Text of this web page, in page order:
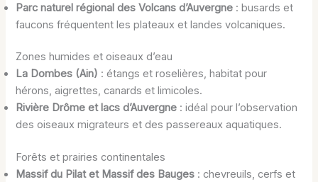
Parc naturel régional des Volcans d’Auvergne : busards et
faucons fréquentent les plateaux et landes volcaniques.
Zones humides et oiseaux d’eau
La Dombes (Ain) : étangs et roselières, habitat pour
hérons, aigrettes, canards et limicoles.
Rivière Drôme et lacs d’Auvergne : idéal pour l’observation
des oiseaux migrateurs et des passereaux aquatiques.
Forêts et prairies continentales
Massif du Pilat et Massif des Bauges : chevreuils, cerfs et